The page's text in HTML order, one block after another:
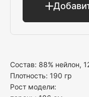
Состав: 88% нейлон,
Плотность: 190 гр
Рост модели: